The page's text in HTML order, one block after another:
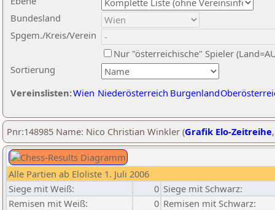
Sortierung
Bundesland
Spgem./Kreis/Verein
Nur "österreichische" Spieler
Vereinslisten:Wien Niederösterreich Burgenland
Pnr:148985 Name: Nico Christian Winkler (Grafik Elo-Zeitreihe
Alle Partien ab Eloliste 1. Juli 2006
Siege mit Weiß:
0 Siege mit Schwarz:
Remisen mit Weiß:
0 Remisen mit Schwarz: